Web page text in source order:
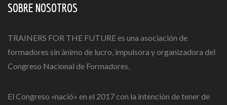
SOBRE NOSOTROS
TRAINERS FOR THE FUTURE es una asociación de
formadores sin ánimo de lucro, impulsora y organizadora del
Congreso Nacional de Formadores.
El Congreso «nació» en el 2017 con la intención de tener de